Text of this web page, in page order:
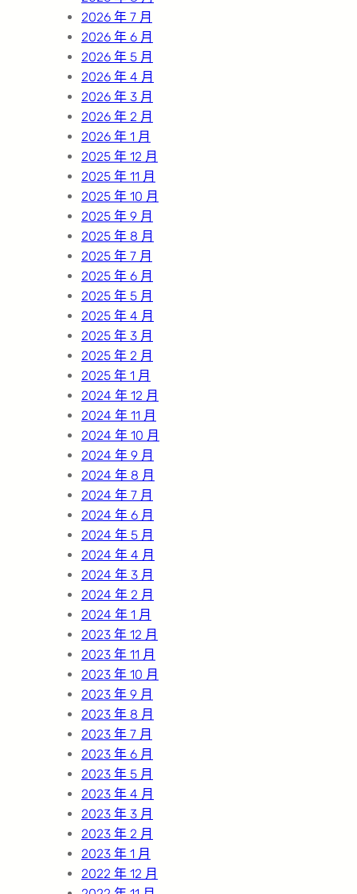
2026 年 7 月
2026 年 6 月
2026 年 5 月
2026 年 4 月
2026 年 3 月
2026 年 2 月
2026 年 1 月
2025 年 12 月
2025 年 11 月
2025 年 10 月
2025 年 9 月
2025 年 8 月
2025 年 7 月
2025 年 6 月
2025 年 5 月
2025 年 4 月
2025 年 3 月
2025 年 2 月
2025 年 1 月
2024 年 12 月
2024 年 11 月
2024 年 10 月
2024 年 9 月
2024 年 8 月
2024 年 7 月
2024 年 6 月
2024 年 5 月
2024 年 4 月
2024 年 3 月
2024 年 2 月
2024 年 1 月
2023 年 12 月
2023 年 11 月
2023 年 10 月
2023 年 9 月
2023 年 8 月
2023 年 7 月
2023 年 6 月
2023 年 5 月
2023 年 4 月
2023 年 3 月
2023 年 2 月
2023 年 1 月
2022 年 12 月